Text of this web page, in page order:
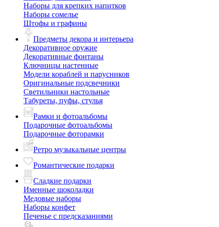
Наборы для крепких напитков
Наборы сомелье
Штофы и графины
Предметы декора и интерьера
Декоративное оружие
Декоративные фонтаны
Ключницы настенные
Модели кораблей и парусников
Оригинальные подсвечники
Светильники настольные
Табуреты, пуфы, стулья
Рамки и фотоальбомы
Подарочные фотоальбомы
Подарочные фоторамки
Ретро музыкальные центры
Романтические подарки
Сладкие подарки
Именные шоколадки
Медовые наборы
Наборы конфет
Печенье с предсказаниями